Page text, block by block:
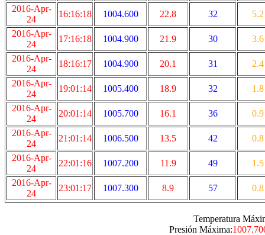
2016-Apr-
24
16:16:18 1004.600 22.8 32
5.2
2016-Apr-
24
17:16:18 1004.900 21.9 30
3.6
2016-Apr-
24
18:16:17 1004.900 20.1 31
2.4
2016-Apr-
24
19:01:14 1005.400 18.9 32
1.8
2016-Apr-
24
20:01:14 1005.700 16.1 36
0.9
2016-Apr-
24
21:01:14 1006.500 13.5 42
0.8
2016-Apr-
24
22:01:16 1007.200 11.9 49
1.5
2016-Apr-
24
23:01:17 1007.300 8.9 57 0.8
Temperatura
Presión Máxima: